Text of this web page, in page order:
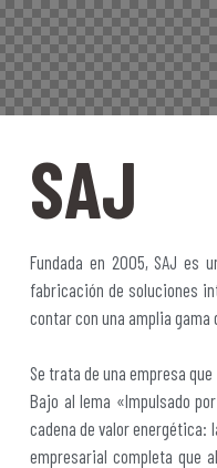
SAJ
Fundada en 2005, SAJ es
fabricación de soluciones
contar con una amplia
Se trata de una empresa
Bajo al lema «Impulsado
cadena de valor energética:
empresarial completa que